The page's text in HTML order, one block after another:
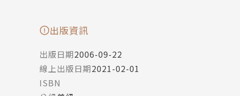
出版資訊
出版日期2006-09-22
線上出版日期2021-02-01
ISBN